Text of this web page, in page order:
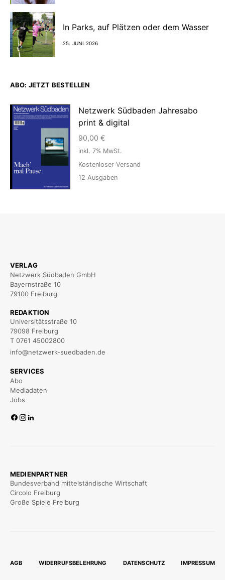
In Parks, auf Plätzen oder dem Wasser
25. JUNI 2026
ABO: JETZT BESTELLEN
Netzwerk Südbaden Jahresabo
print & digital
90,00 €
inkl. 7% MwSt.
Kostenloser Versand
12 Ausgaben
VERLAG
Netzwerk Südbaden GmbH
Bayernstraße 10
79100 Freiburg
REDAKTION
Universitätsstraße 10
79098 Freiburg
T 0761 45002800
info@netzwerk-suedbaden.de
SERVICES
Abo
Mediadaten
Jobs
MEDIENPARTNER
Bundesverband mittelständische Wirtschaft
Circolo Freiburg
Große Spiele Freiburg
AGB WIDERRUFSBELEHRUNG DATENSCHUTZ IMPRESSUM